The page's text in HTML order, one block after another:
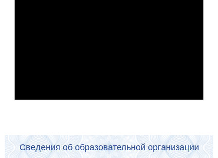
Сведения об образовательной организации